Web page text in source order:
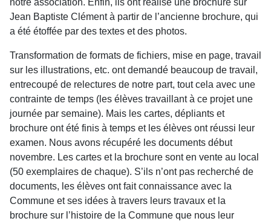
notre association. Enfin, ils ont réalisé une brochure sur
Jean Baptiste Clément à partir de l’ancienne brochure, qui
a été étoffée par des textes et des photos.
Transformation de formats de fichiers, mise en page, travail
sur les illustrations, etc. ont demandé beaucoup de travail,
entrecoupé de relectures de notre part, tout cela avec une
contrainte de temps (les élèves travaillant à ce projet une
journée par semaine). Mais les cartes, dépliants et
brochure ont été finis à temps et les élèves ont réussi leur
examen. Nous avons récupéré les documents début
novembre. Les cartes et la brochure sont en vente au local
(50 exemplaires de chaque). S’ils n’ont pas recherché de
documents, les élèves ont fait connaissance avec la
Commune et ses idées à travers leurs travaux et la
brochure sur l’histoire de la Commune que nous leur